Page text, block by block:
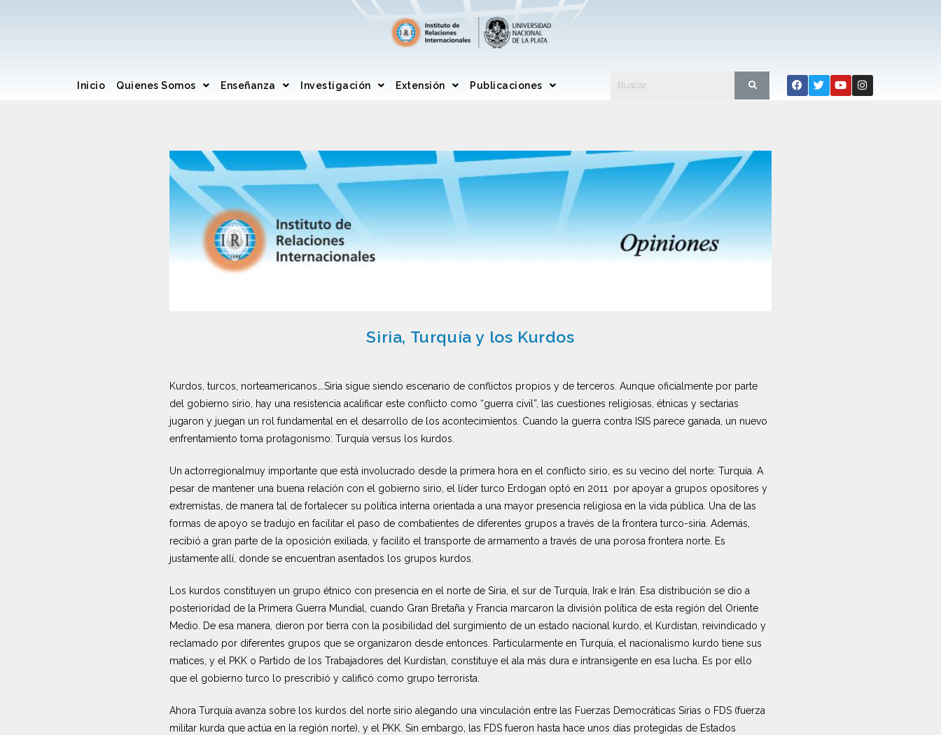
Inicio Quienes Somos Enseñanza Investigación Extensión Publicaciones
Siria, Turquía y los Kurdos
Kurdos, turcos, norteamericanos….Siria sigue siendo escenario de conflictos propios y de terceros. Aunque oficialmente por parte
del gobierno sirio, hay una resistencia acalificar este conflicto como “guerra civil”, las cuestiones religiosas, étnicas y sectarias
jugaron y juegan un rol fundamental en el desarrollo de los acontecimientos. Cuando la guerra contra ISIS parece ganada, un nuevo
enfrentamiento toma protagonismo: Turquía versus los kurdos.
Un actorregionalmuy importante que está involucrado desde la primera hora en el conflicto sirio, es su vecino del norte: Turquía. A
pesar de mantener una buena relación con el gobierno sirio, el líder turco Erdogan optó en 2011 por apoyar a grupos opositores y
extremistas, de manera tal de fortalecer su política interna orientada a una mayor presencia religiosa en la vida pública. Una de las
formas de apoyo se tradujo en facilitar el paso de combatientes de diferentes grupos a través de la frontera turco-siria. Además,
recibió a gran parte de la oposición exiliada, y facilito el transporte de armamento a través de una porosa frontera norte. Es
justamente allí, donde se encuentran asentados los grupos kurdos.
Los kurdos constituyen un grupo étnico con presencia en el norte de Siria, el sur de Turquía, Irak e Irán. Esa distribución se dio a
posterioridad de la Primera Guerra Mundial, cuando Gran Bretaña y Francia marcaron la división política de esta región del Oriente
Medio. De esa manera, dieron por tierra con la posibilidad del surgimiento de un estado nacional kurdo, el Kurdistan, reivindicado y
reclamado por diferentes grupos que se organizaron desde entonces. Particularmente en Turquía, el nacionalismo kurdo tiene sus
matices, y el PKK o Partido de los Trabajadores del Kurdistan, constituye el ala más dura e intransigente en esa lucha. Es por ello
que el gobierno turco lo prescribió y calificó como grupo terrorista.
Ahora Turquía avanza sobre los kurdos del norte sirio alegando una vinculación entre las Fuerzas Democráticas Sirias o FDS (fuerza
militar kurda que actúa en la región norte), y el PKK. Sin embargo, las FDS fueron hasta hace unos días protegidas de Estados